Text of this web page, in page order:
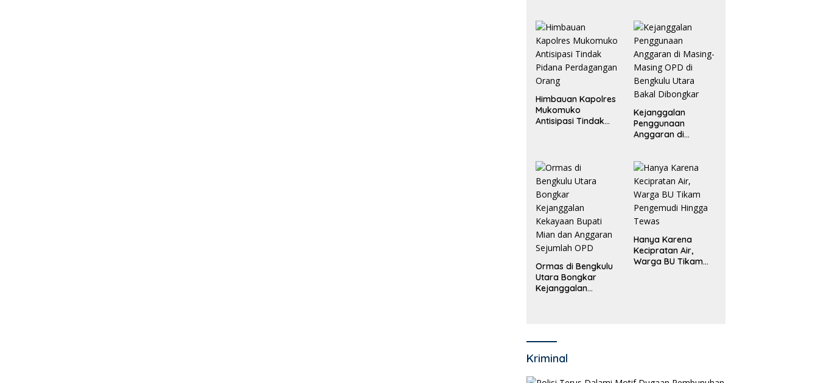
Laki Lapor
Kejagung
Himbauan Kapolres
Mukomuko
Antisipasi Tindak
Kejanggalan
Penggunaan
Anggaran di
Bakal Dibongkar
Ormas di Bengkulu
Utara Bongkar
Kejanggalan
Hanya Karena
Kecipratan Air,
Warga BU Tikam
Kriminal